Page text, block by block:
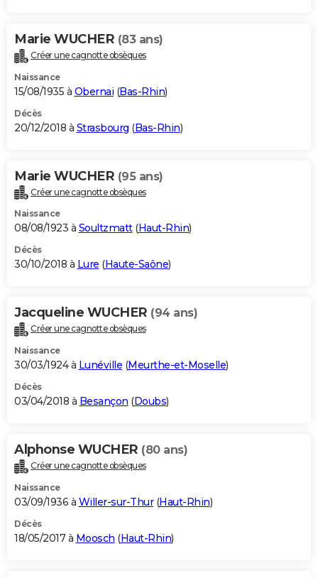
Marie WUCHER (83 ans)
Créer une cagnotte obsèques
Naissance
15/08/1935 à Obernai (Bas-Rhin)
Décès
20/12/2018 à Strasbourg (Bas-Rhin)
Marie WUCHER (95 ans)
Créer une cagnotte obsèques
Naissance
08/08/1923 à Soultzmatt(Haut-Rhin)
Décès
30/10/2018 à Lure (Haute-Saône)
Jacqueline WUCHER (94 ans)
Créer une cagnotte obsèques
Naissance
30/03/1924 à Lunéville (Meurthe-et-Moselle)
Décès
03/04/2018 à Besançon (Doubs)
Alphonse WUCHER (80 ans)
Créer une cagnotte obsèques
Naissance
03/09/1936 à Willer-sur-Thur(Haut-Rhin)
Décès
18/05/2017 à Moosch (Haut-Rhin)